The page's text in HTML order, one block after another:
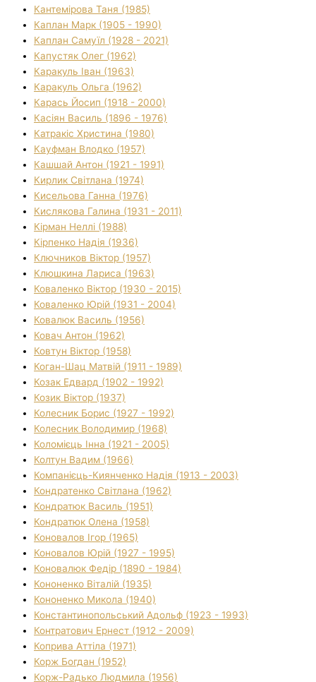
Кантемірова Таня (1985)
Каплан Марк (1905 - 1990)
Каплан Самуїл (1928 - 2021)
Капустяк Олег (1962)
Каракуль Іван (1963)
Каракуль Ольга (1962)
Карась Йосип (1918 - 2000)
Касіян Василь (1896 - 1976)
Катракіс Христина (1980)
Кауфман Влодко (1957)
Кашшай Антон (1921 - 1991)
Кирлик Світлана (1974)
Кисельова Ганна (1976)
Кислякова Галина (1931 - 2011)
Кірман Неллі (1988)
Кірпенко Надія (1936)
Ключников Віктор (1957)
Клюшкина Лариса (1963)
Коваленко Віктор (1930 - 2015)
Коваленко Юрій (1931 - 2004)
Ковалюк Василь (1956)
Ковач Антон (1962)
Ковтун Віктор (1958)
Коган-Шац Матвій (1911 - 1989)
Козак Едвард (1902 - 1992)
Козик Віктор (1937)
Колесник Борис (1927 - 1992)
Колесник Володимир (1968)
Коломієць Інна (1921 - 2005)
Колтун Вадим (1966)
Компанієць-Киянченко Надія (1913 - 2003)
Кондратенко Світлана (1962)
Кондратюк Василь (1951)
Кондратюк Олена (1958)
Коновалов Ігор (1965)
Коновалов Юрій (1927 - 1995)
Коновалюк Федір (1890 - 1984)
Кононенко Віталій (1935)
Кононенко Микола (1940)
Константинопольський Адольф (1923 - 1993)
Контратович Ернест (1912 - 2009)
Коприва Аттіла (1971)
Корж Богдан (1952)
Корж-Радько Людмила (1956)